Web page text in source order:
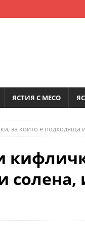
ЯСТИЯ С МЕСО
за които е подходяща
солена,